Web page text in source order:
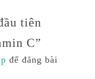
tiên
C”
để đăng bài